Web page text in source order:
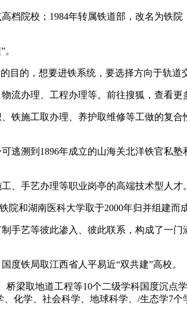
院校；1984年转属铁道部，改名为铁院
的，想要进铁系统，要选择方向于轨道
办理、工程办理等。前往搜狐，查看更
施工取办理、养护取维修等工做的复合
溯到1896年成立的山海关北洋铁官私塾
手艺办理等职业岗亭的高端技术型人才。
和湖南医科大学取于2000年归并组建而成
艺等彼此渗入、彼此联系，构成了一门
铁局取江西省人平易近“双共建”高校。
梁取地道工程等10个二级学科国度沉点
化学、社会科学、地球科学、/生态学7个